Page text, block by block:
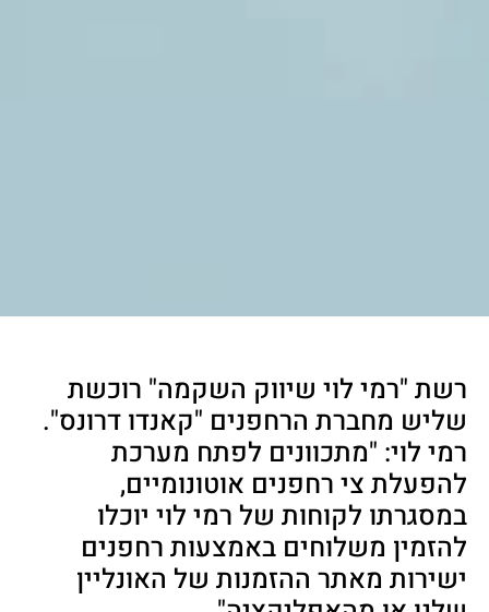
רשת "רמי לוי שיווק השקמה" רוכשת
שליש מחברת הרחפנים "קאנדו דרונס".
רמי לוי: "מתכוונים לפתח מערכת
להפעלת צי רחפנים אוטונומיים,
במסגרתו לקוחות של רמי לוי יוכלו
להזמין משלוחים באמצעות רחפנים
ישירות מאתר ההזמנות של האונליין